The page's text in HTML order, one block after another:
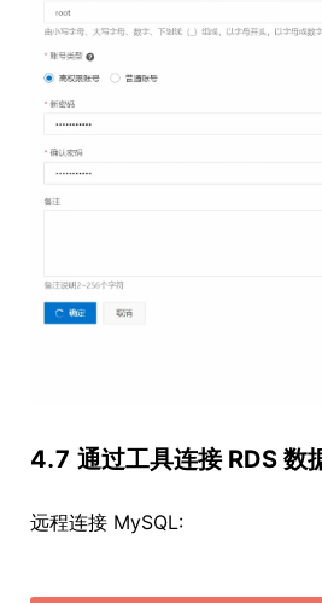
4.7 通过工具连接 RDS 数
远程连接 MySQL: